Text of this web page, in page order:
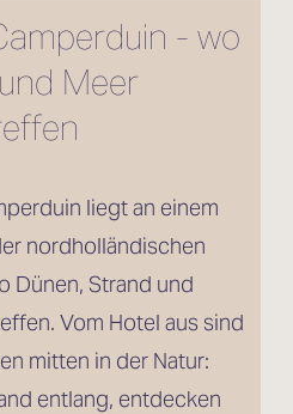
- wo
Meer
liegt an einem
nordholländischen
Dünen, Strand und
Vom Hotel aus sind
mitten in der Natur:
entlang, entdecken